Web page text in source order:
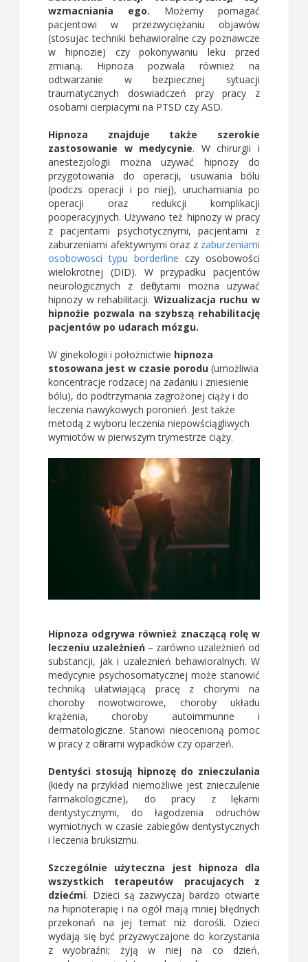
wzmacniania ego. Możemy pomagać
pacjentowi w przezwyciężaniu objawów
(stosujac techniki behawioralne czy poznawcze
w hipnozie) czy pokonywaniu leku przed
zmianą. Hipnoza pozwala również na
odtwarzanie w bezpiecznej sytuacji
traumatycznych doswiadczeń przy pracy z
osobami cierpiacymi na PTSD czy ASD.
Hipnoza znajduje także szerokie
zastosowanie w medycynie. W chirurgii i
anestezjologii można uzywać hipnozy do
przygotowania do operacji, usuwania bólu
(podczs operacji i po niej), uruchamiania po
operacji oraz redukcji komplikacji
pooperacyjnych. Używano też hipnozy w pracy
z pacjentami psychotycznymi, pacjentami z
zaburzeniami afektywnymi oraz z zaburzeniami
osobowosci typu borderline czy osobowości
wielokrotnej (DID). W przypadku pacjentów
neurologicznych z deficytami można uzywać
hipnozy w rehabilitacji. Wizualizacja ruchu w
hipnożie pozwala na szybszą rehabilitację
pacjentów po udarach mózgu.
W ginekologii i położnictwie hipnoza
stosowana jest w czasie porodu (umożliwia
koncentracje rodzacej na zadaniu i zniesienie
bólu), do podtrzymania zagrożonej ciąży i do
leczenia nawykowych poronień. Jest także
metodą z wyboru leczenia niepowściągliwych
wymiotów w pierwszym trymestrze ciąży.
Hipnoza odgrywa również znaczącą rolę w
leczeniu uzależnień – zarówno uzależnień od
substancji, jak i uzaleznień behawioralnych. W
medycynie psychosomatycznej może stanowić
techniką ułatwiającą pracę z chorymi na
choroby nowotworowe, choroby układu
krążenia, choroby autoimmunne i
dermatologiczne. Stanowi nieocenioną pomoc
w pracy z ofiarami wypadków czy oparzeń.
Dentyści stosują hipnozę do znieczulania
(kiedy na przykład niemożliwe jest znieczulenie
farmakologiczne), do pracy z lękami
dentystycznymi, do łagodzenia odruchów
wymiotnych w czasie zabiegów dentystycznych
i leczenia bruksizmu.
Szczególnie użyteczna jest hipnoza dla
wszystkich terapeutów pracujacych z
dziećmi. Dzieci są zazwyczaj bardzo otwarte
na hipnoterapię i na ogół mają mniej błędnych
przekonań na jej temat niż dorośli. Dzieci
wydają się być przyzwyczajone do korzystania
z wyobraźni; żyją w niej na co dzień,